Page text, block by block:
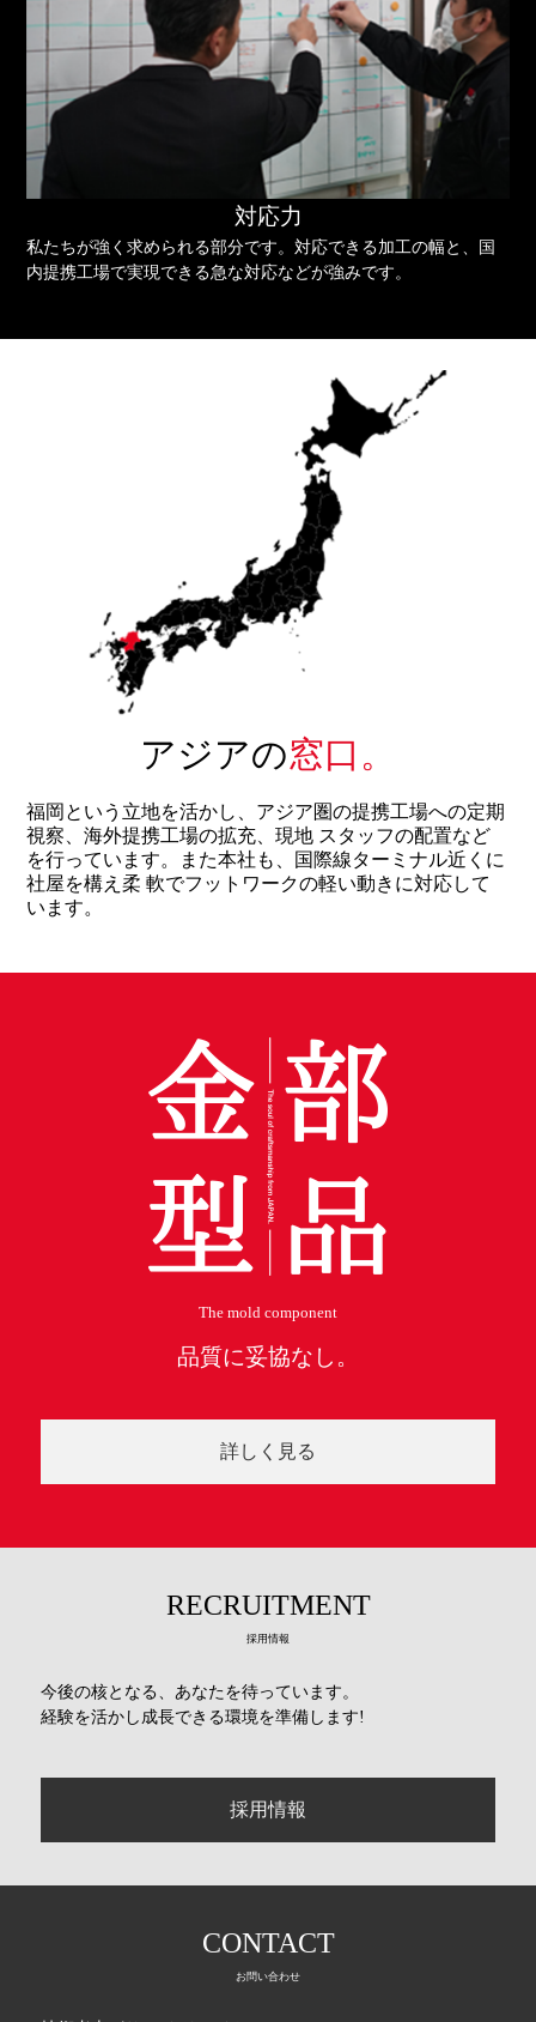
対応力
私たちが強く求められる部分です。対応できる加工の幅と、国
内提携工場で実現できる急な対応などが強みです。
アジアの窓口。
福岡という立地を活かし、アジア圏の提携工場への定期
視察、海外提携工場の拡充、現地 スタッフの配置など
を行っています。また本社も、国際線ターミナル近くに
社屋を構え柔軟でフットワークの軽い動きに対応して
います。
The mold component
品質に妥協なし。
詳しく見る
RECRUITMENT
採用情報
今後の核となる、あなたを待っています。
経験を活かし成長できる環境を準備します!
採用情報
CONTACT
お問い合わせ